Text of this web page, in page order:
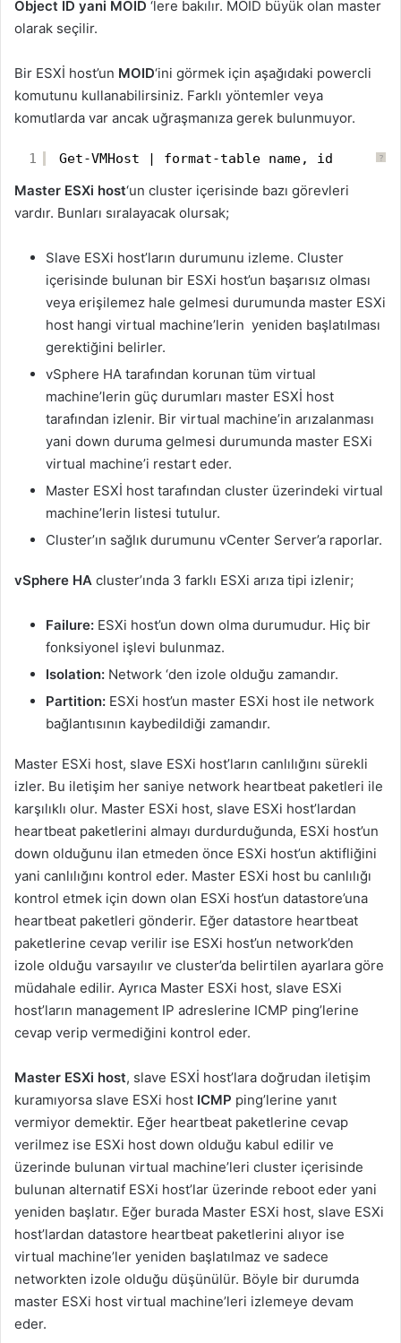
Object ID yani MOID ‘lere bakılır. MOID büyük olan master
olarak seçilir.
Bir ESXİ host’un MOID‘ini görmek için aşağıdaki powercli
komutunu kullanabilirsiniz. Farklı yöntemler veya
komutlarda var ancak uğraşmanıza gerek bulunmuyor.
?
1 Get-VMHost | format-table name, id
Master ESXi host‘un cluster içerisinde bazı görevleri
vardır. Bunları sıralayacak olursak;
Slave ESXi host’ların durumunu izleme. Cluster
içerisinde bulunan bir ESXi host’un başarısız olması
veya erişilemez hale gelmesi durumunda master ESXi
host hangi virtual machine’lerin yeniden başlatılması
gerektiğini belirler.
vSphere HA tarafından korunan tüm virtual
machine’lerin güç durumları master ESXİ host
tarafından izlenir. Bir virtual machine’in arızalanması
yani down duruma gelmesi durumunda master ESXi
virtual machine’i restart eder.
Master ESXİ host tarafından cluster üzerindeki virtual
machine’lerin listesi tutulur.
Cluster’ın sağlık durumunu vCenter Server’a raporlar.
vSphere HA cluster’ında 3 farklı ESXi arıza tipi izlenir;
Failure: ESXi host’un down olma durumudur. Hiç bir
fonksiyonel işlevi bulunmaz.
Isolation: Network ‘den izole olduğu zamandır.
Partition: ESXi host’un master ESXi host ile network
bağlantısının kaybedildiği zamandır.
Master ESXi host, slave ESXi host’ların canlılığını sürekli
izler. Bu iletişim her saniye network heartbeat paketleri ile
karşılıklı olur. Master ESXi host, slave ESXi host’lardan
heartbeat paketlerini almayı durdurduğunda, ESXi host’un
down olduğunu ilan etmeden önce ESXi host’un aktifliğini
yani canlılığını kontrol eder. Master ESXi host bu canlılığı
kontrol etmek için down olan ESXi host’un datastore’una
heartbeat paketleri gönderir. Eğer datastore heartbeat
paketlerine cevap verilir ise ESXi host’un network’den
izole olduğu varsayılır ve cluster’da belirtilen ayarlara göre
müdahale edilir. Ayrıca Master ESXi host, slave ESXi
host’ların management IP adreslerine ICMP ping’lerine
cevap verip vermediğini kontrol eder.
Master ESXi host, slave ESXİ host’lara doğrudan iletişim
kuramıyorsa slave ESXi host ICMP ping’lerine yanıt
vermiyor demektir. Eğer heartbeat paketlerine cevap
verilmez ise ESXi host down olduğu kabul edilir ve
üzerinde bulunan virtual machine’leri cluster içerisinde
bulunan alternatif ESXi host’lar üzerinde reboot eder yani
yeniden başlatır. Eğer burada Master ESXi host, slave ESXi
host’lardan datastore heartbeat paketlerini alıyor ise
virtual machine’ler yeniden başlatılmaz ve sadece
networkten izole olduğu düşünülür. Böyle bir durumda
master ESXi host virtual machine’leri izlemeye devam
eder.